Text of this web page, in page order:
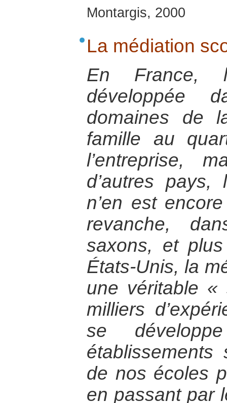
Montargis, 2000
La médiation
En France,
développée
domaines de
famille au
l’entreprise,
d’autres pays,
n’en est
revanche,
saxons, et
États-Unis, la
une véritable «
milliers
se
établissements
de nos écoles
en passant par